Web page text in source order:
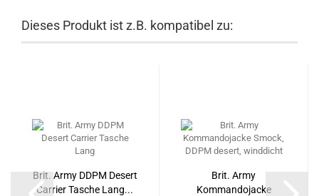
Dieses Produkt ist z.B. kompatibel zu:
Brit. Army DDPM Desert
Carrier Tasche Lang...
Brit. Army
Kommandojacke